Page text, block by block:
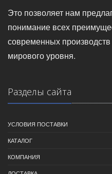
Это позволяет нам
понимание всех
современных производств
мирового уровня.
Разделы сайта
УСЛОВИЯ ПОСТАВКИ
КАТАЛОГ
КОМПАНИЯ